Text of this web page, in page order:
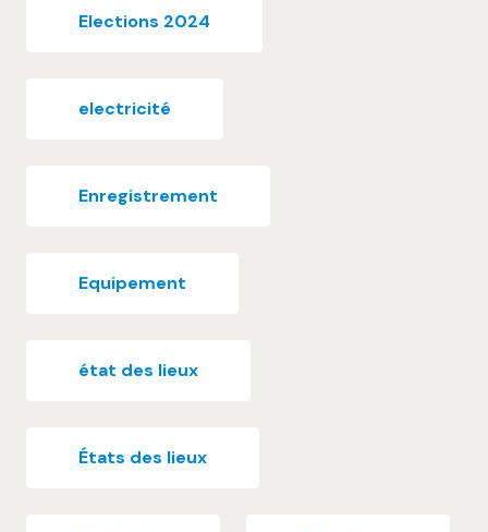
Elections 2024
electricité
Enregistrement
Equipement
état des lieux
États des lieux